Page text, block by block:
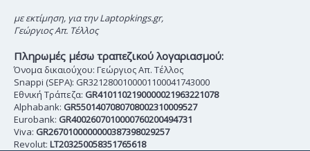
με εκτίμηση, για την Laptopkings.gr,
Γεώργιος Απ. Τέλλος
Πληρωμές μέσω τραπεζικού λογαριασμού:
Όνομα δικαιούχου: Γεώργιος Απ. Τέλλος
Snappi (SEPA): GR3212800100001100041743000
Εθνική Τράπεζα: GR4101102190000021963221078
Alphabank: GR5501407080708002310009527
Eurobank: GR4002607010000760200494731
Viva: GR2670100000000387398029257
Revolut: LT203250058351765618